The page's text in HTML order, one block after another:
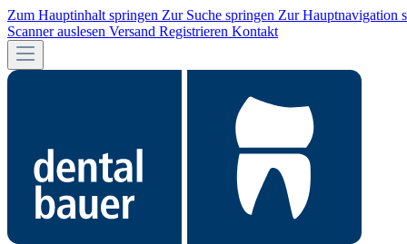
Zum Hauptinhalt springen Zur Suche springen Zur Hauptnavigation
Scanner auslesen Versand Registrieren Kontakt